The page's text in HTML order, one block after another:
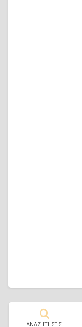
ΑΝΑΖΗΤΗΣΕΙΣ